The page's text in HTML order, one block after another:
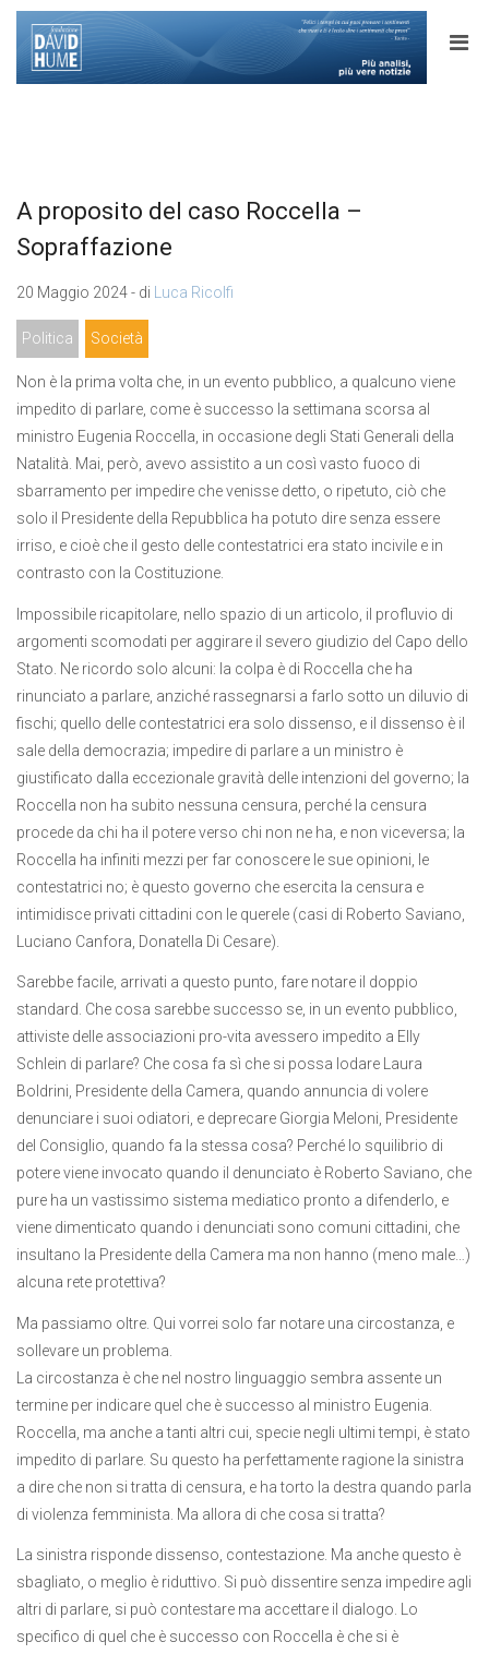
A proposito del caso Roccella –
Sopraffazione
20 Maggio 2024 - di Luca Ricolfi
Politica Società
Non è la prima volta che, in un evento pubblico, a qualcuno viene
impedito di parlare, come è successo la settimana scorsa al
ministro Eugenia Roccella, in occasione degli Stati Generali della
Natalità. Mai, però, avevo assistito a un così vasto fuoco di
sbarramento per impedire che venisse detto, o ripetuto, ciò che
solo il Presidente della Repubblica ha potuto dire senza essere
irriso, e cioè che il gesto delle contestatrici era stato incivile e in
contrasto con la Costituzione.
Impossibile ricapitolare, nello spazio di un articolo, il profluvio di
argomenti scomodati per aggirare il severo giudizio del Capo dello
Stato. Ne ricordo solo alcuni: la colpa è di Roccella che ha
rinunciato a parlare, anziché rassegnarsi a farlo sotto un diluvio di
fischi; quello delle contestatrici era solo dissenso, e il dissenso è il
sale della democrazia; impedire di parlare a un ministro è
giustificato dalla eccezionale gravità delle intenzioni del governo; la
Roccella non ha subito nessuna censura, perché la censura
procede da chi ha il potere verso chi non ne ha, e non viceversa; la
Roccella ha infiniti mezzi per far conoscere le sue opinioni, le
contestatrici no; è questo governo che esercita la censura e
intimidisce privati cittadini con le querele (casi di Roberto Saviano,
Luciano Canfora, Donatella Di Cesare).
Sarebbe facile, arrivati a questo punto, fare notare il doppio
standard. Che cosa sarebbe successo se, in un evento pubblico,
attiviste delle associazioni pro-vita avessero impedito a Elly
Schlein di parlare? Che cosa fa sì che si possa lodare Laura
Boldrini, Presidente della Camera, quando annuncia di volere
denunciare i suoi odiatori, e deprecare Giorgia Meloni, Presidente
del Consiglio, quando fa la stessa cosa? Perché lo squilibrio di
potere viene invocato quando il denunciato è Roberto Saviano, che
pure ha un vastissimo sistema mediatico pronto a difenderlo, e
viene dimenticato quando i denunciati sono comuni cittadini, che
insultano la Presidente della Camera ma non hanno (meno male…)
alcuna rete protettiva?
Ma passiamo oltre. Qui vorrei solo far notare una circostanza, e
sollevare un problema.
La circostanza è che nel nostro linguaggio sembra assente un
termine per indicare quel che è successo al ministro Eugenia.
Roccella, ma anche a tanti altri cui, specie negli ultimi tempi, è stato
impedito di parlare. Su questo ha perfettamente ragione la sinistra
a dire che non si tratta di censura, e ha torto la destra quando parla
di violenza femminista. Ma allora di che cosa si tratta?
La sinistra risponde dissenso, contestazione. Ma anche questo è
sbagliato, o meglio è riduttivo. Si può dissentire senza impedire agli
altri di parlare, si può contestare ma accettare il dialogo. Lo
specifico di quel che è successo con Roccella è che si è